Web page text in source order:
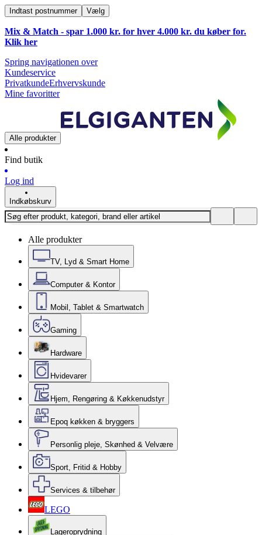
Indtast postnummer Vælg
Mix & Match - spar 1.000 kr. for hver 4.000 kr. du køber for.
Klik her
Spring navigationen over
Kundeservice
PrivatkundeErhvervskunde
Mine favoritter
Alle produkter
Find butik
Log ind
Indkøbskurv
Alle produkter
TV, Lyd & Smart Home
Computer & Kontor
Mobil, Tablet & Smartwatch
Gaming
Hardware
Hvidevarer
Hjem, Rengøring & Køkkenudstyr
Epoq køkken & bryggers
Personlig pleje, Skønhed & Velvære
Sport, Fritid & Hobby
Services & tilbehør
LEGO
Lageroprydning